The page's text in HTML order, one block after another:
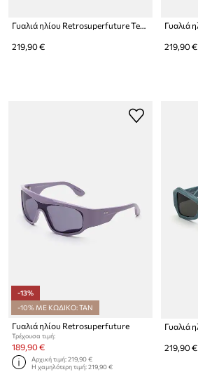
Γυαλιά ηλίου Retrosuperfuture Tempio
219,90 € 219,90 €
-13%
-10% ΜΕ ΚΩΔΙΚΟ: TAN
Γυαλιά ηλίου Retrosuperfuture
Τρέχουσα τιμή:
189,90 €
Αρχική τιμή:219,90 €
Η χαμηλότερη τιμή:219,90 €
219,90 €